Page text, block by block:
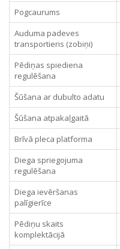
Pogcaurums
Auduma padeves
transportieris (zobiņi)
Pēdiņas spiediena
regulēšana
Šūšana ar dubulto adatu
Šūšana atpakaļgaitā
Brīvā pleca platforma
Diega spriegojuma
regulēšana
Diega ievēršanas
palīgierīce
Pēdiņu skaits
komplektācijā